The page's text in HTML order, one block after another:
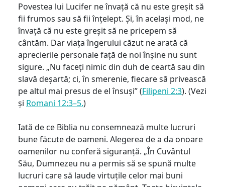
Povestea lui Lucifer ne învață că nu este greșit să
fii frumos sau să fii înțelept. Și, în același mod, ne
învață că nu este greșit să ne pricepem să
cântăm. Dar viața îngerului căzut ne arată că
aprecierile personale față de noi înșine nu sunt
sigure. „Nu faceți nimic din duh de ceartă sau din
slavă deșartă; ci, în smerenie, fiecare să privească
pe altul mai presus de el însuși” (Filipeni 2:3). (Vezi
și Romani 12:3–5.)
Iată de ce Biblia nu consemnează multe lucruri
bune făcute de oameni. Alegerea de a da onoare
oamenilor nu conferă siguranță. „În Cuvântul
Său, Dumnezeu nu a permis să se spună multe
lucruri care să laude virtuțile celor mai buni